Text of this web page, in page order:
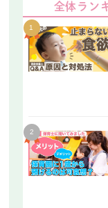
全体ラン